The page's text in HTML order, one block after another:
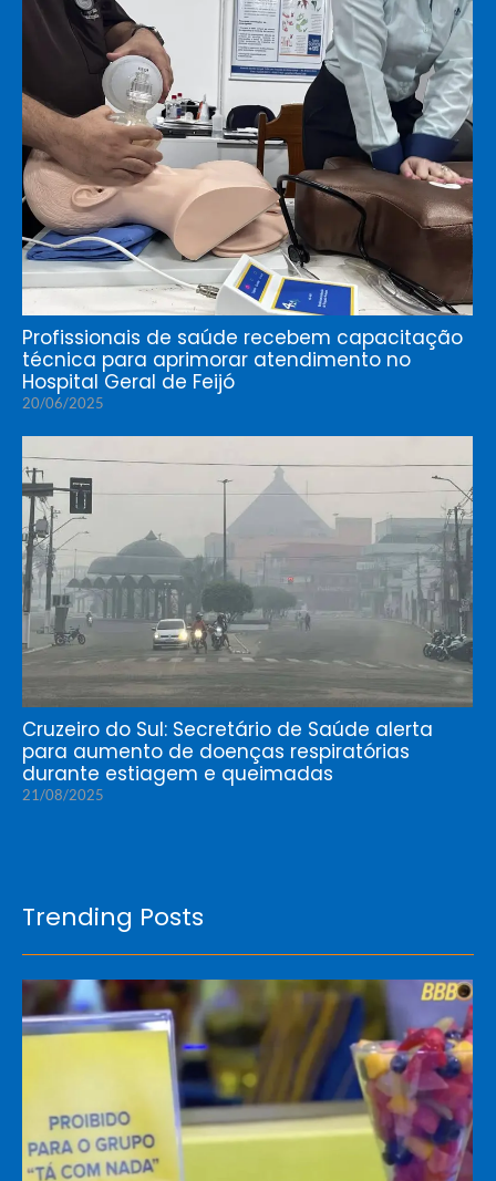
Profissionais de saúde recebem capacitação
técnica para aprimorar atendimento no
Hospital Geral de Feijó
20/06/2025
Cruzeiro do Sul: Secretário de Saúde alerta
para aumento de doenças respiratórias
durante estiagem e queimadas
21/08/2025
Trending Posts